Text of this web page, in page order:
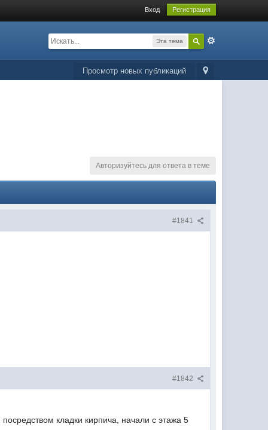
Вход Регистрация
Эта тема
Просмотр новых публикаций
Авторизуйтесь для ответа в теме
#1841
#1842
кладки кирпича, начали с этажа 5